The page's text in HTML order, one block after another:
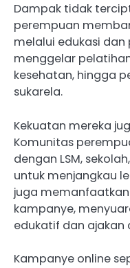
Dampak tidak
perempuan
melalui edukasi dan
menggelar
kesehatan, hingga
sukarela.
Kekuatan mereka
Komunitas
dengan LSM,
untuk menjangkau
juga
kampanye,
edukatif dan ajakan
Kampanye online